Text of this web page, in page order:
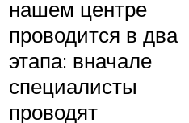
нашем центре
проводится в два
этапа: вначале
специалисты
проводят